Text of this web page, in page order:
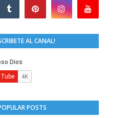
AL CANAL!
POSTS